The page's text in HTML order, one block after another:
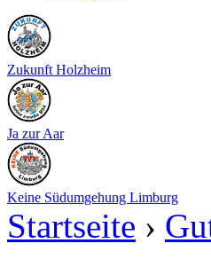
Zukunft Holzheim
Ja zur Aar
Keine Südumgehung Limburg
Startseite ›